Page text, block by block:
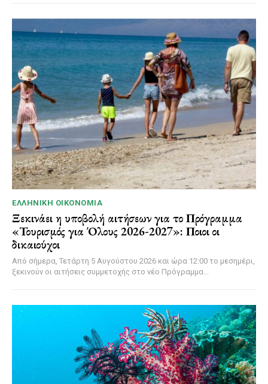
ΕΛΛΗΝΙΚΉ ΟΙΚΟΝΟΜΊΑ
Ξεκινάει η υποβολή αιτήσεων για το Πρόγραμμα
«Τουρισμός για Όλους 2026-2027»: Ποιοι οι
δικαιούχοι
Από σήμερα, Τετάρτη 5 Αυγούστου 2026 και ώρα 12:00 το μεσημέρι,
ξεκινούν οι αιτήσεις συμμετοχής στο νέο Πρόγραμμα...